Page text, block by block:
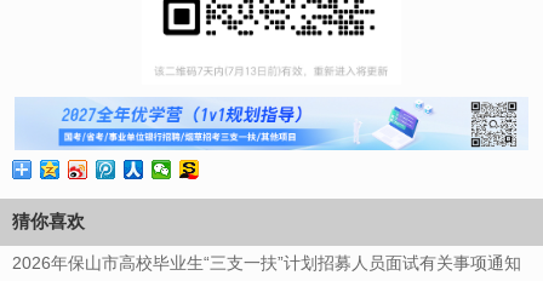
猜你喜欢
2026年保山市高校毕业生“三支一扶”计划招募人员面试有关事项通知